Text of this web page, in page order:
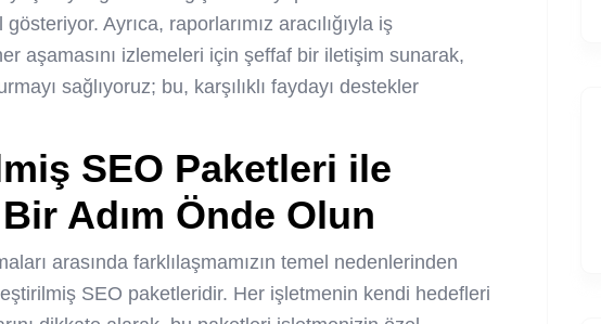
Ayrıca, raporlarımız aracılığıyla iş
aşamasını izlemeleri için şeffaf bir iletişim sunarak,
sağlıyoruz; bu, karşılıklı faydayı destekler
SEO Paketleri ile
Adım Önde Olun
arasında farklılaşmamızın temel nedenlerinden
SEO paketleridir. Her işletmenin kendi hedefleri